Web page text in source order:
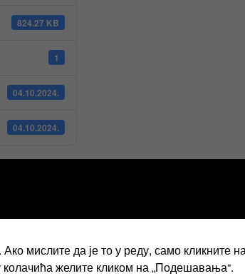
824.27 KB
1
04.10.2024.
04.10.2024.
мислите да је то у реду, само кликните
колачића желите кликом на „Подешавања“.